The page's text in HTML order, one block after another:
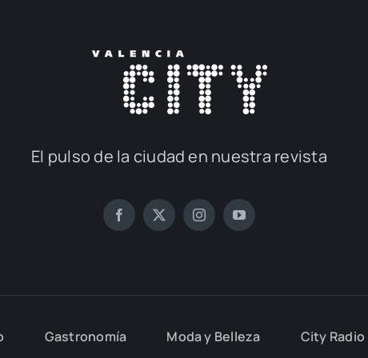
El pul­so de la ciu­dad en nues­tra revis­ta
Gas­tro­no­mía Moda y Belle­za City Radio